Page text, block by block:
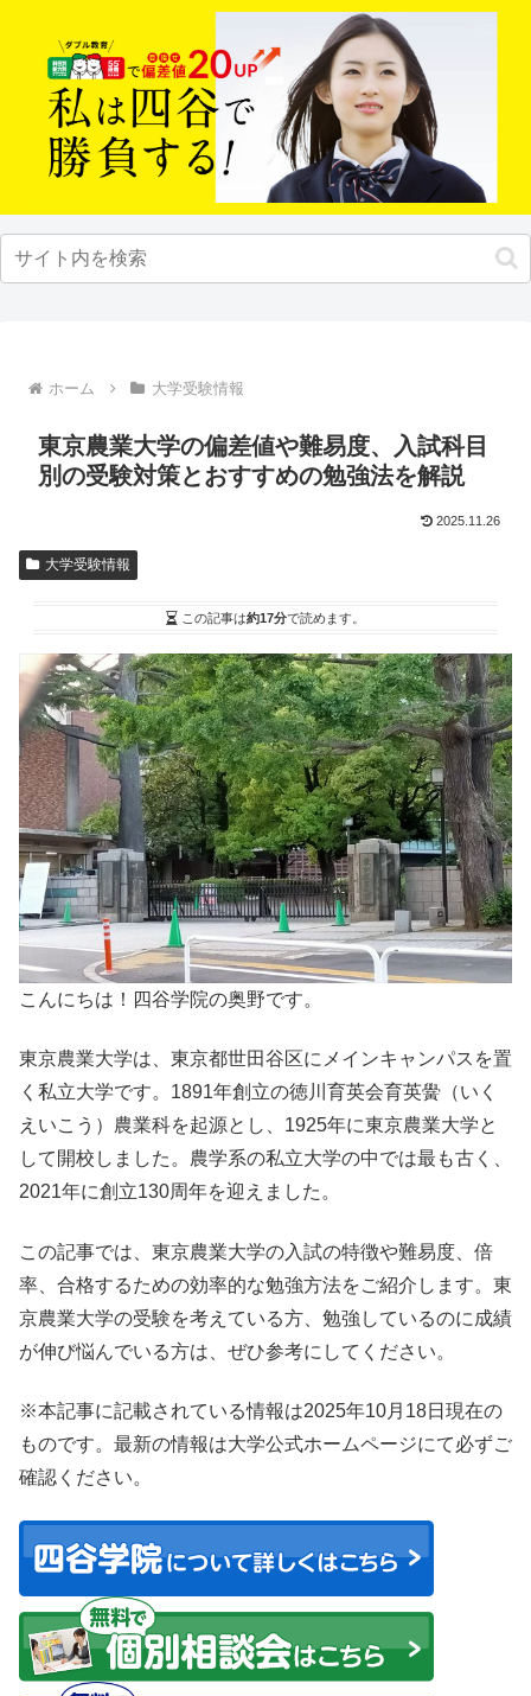
ホーム 大学受験情報
東京農業大学の偏差値や難易度、入試科目
別の受験対策とおすすめの勉強法を解説
2025.11.26
大学受験情報
この記事は約17分で読めます。
こんにちは！四谷学院の奥野です。
東京農業大学は、東京都世田谷区にメインキャンパスを置
く私立大学です。1891年創立の徳川育英会育英黌（いく
えいこう）農業科を起源とし、1925年に東京農業大学と
して開校しました。農学系の私立大学の中では最も古く、
2021年に創立130周年を迎えました。
この記事では、東京農業大学の入試の特徴や難易度、倍
率、合格するための効率的な勉強方法をご紹介します。東
京農業大学の受験を考えている方、勉強しているのに成績
が伸び悩んでいる方は、ぜひ参考にしてください。
※本記事に記載されている情報は2025年10月18日現在の
ものです。最新の情報は大学公式ホームページにて必ずご
確認ください。